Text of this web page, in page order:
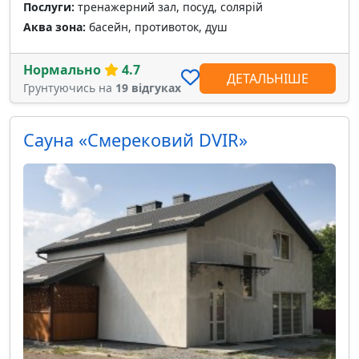
Послуги: тренажерний зал, посуд, солярій
Аква зона: басейн, противоток, душ
Нормально 4.7
Грунтуючись на 19 відгуках
ДЕТАЛЬНІШЕ
Сауна «Смерековий DVIR»